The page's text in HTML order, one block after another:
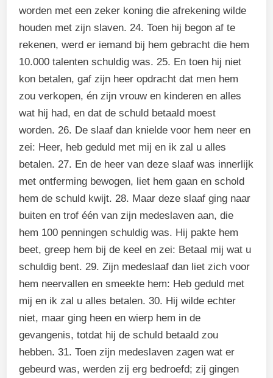
worden met een zeker koning die afrekening wilde
houden met zijn slaven. 24. Toen hij begon af te
rekenen, werd er iemand bij hem gebracht die hem
10.000 talenten schuldig was. 25. En toen hij niet
kon betalen, gaf zijn heer opdracht dat men hem
zou verkopen, én zijn vrouw en kinderen en alles
wat hij had, en dat de schuld betaald moest
worden. 26. De slaaf dan knielde voor hem neer en
zei: Heer, heb geduld met mij en ik zal u alles
betalen. 27. En de heer van deze slaaf was innerlijk
met ontferming bewogen, liet hem gaan en schold
hem de schuld kwijt. 28. Maar deze slaaf ging naar
buiten en trof één van zijn medeslaven aan, die
hem 100 penningen schuldig was. Hij pakte hem
beet, greep hem bij de keel en zei: Betaal mij wat u
schuldig bent. 29. Zijn medeslaaf dan liet zich voor
hem neervallen en smeekte hem: Heb geduld met
mij en ik zal u alles betalen. 30. Hij wilde echter
niet, maar ging heen en wierp hem in de
gevangenis, totdat hij de schuld betaald zou
hebben. 31. Toen zijn medeslaven zagen wat er
gebeurd was, werden zij erg bedroefd; zij gingen